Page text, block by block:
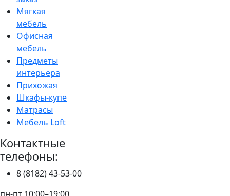
Мягкая
мебель
Офисная
мебель
Предметы
интерьера
Прихожая
Шкафы-купе
Матрасы
Мебель Loft
Контактные
телефоны:
8 (8182) 43-53-00